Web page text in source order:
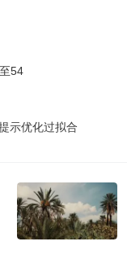
54
示优化过拟合
评估提升泛化能力
测，权重开源